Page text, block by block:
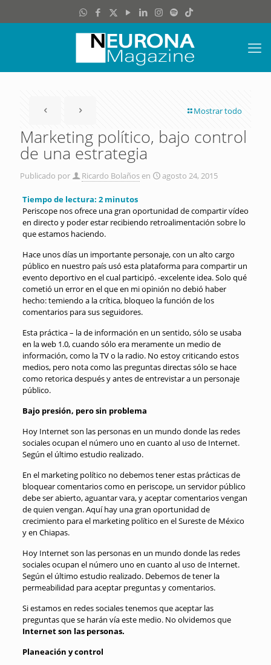
Mostrar todo
Marketing político, bajo control
de una estrategia
Publicado por Ricardo Bolaños en agosto 24, 2015
Tiempo de lectura: 2 minutos
Periscope nos ofrece una gran oportunidad de compartir vídeo
en directo y poder estar recibiendo retroalimentación sobre lo
que estamos haciendo.
Hace unos días un importante personaje, con un alto cargo
público en nuestro país usó esta plataforma para compartir un
evento deportivo en el cual participó. -excelente idea. Solo qué
cometió un error en el que en mi opinión no debió haber
hecho: temiendo a la crítica, bloqueo la función de los
comentarios para sus seguidores.
Esta práctica – la de información en un sentido, sólo se usaba
en la web 1.0, cuando sólo era meramente un medio de
información, como la TV o la radio. No estoy criticando estos
medios, pero nota como las preguntas directas sólo se hace
como retorica después y antes de entrevistar a un personaje
público.
Bajo presión, pero sin problema
Hoy Internet son las personas en un mundo donde las redes
sociales ocupan el número uno en cuanto al uso de Internet.
Según el último estudio realizado.
En el marketing político no debemos tener estas prácticas de
bloquear comentarios como en periscope, un servidor público
debe ser abierto, aguantar vara, y aceptar comentarios vengan
de quien vengan. Aquí hay una gran oportunidad de
crecimiento para el marketing político en el Sureste de México
y en Chiapas.
Hoy Internet son las personas en un mundo donde las redes
sociales ocupan el número uno en cuanto al uso de Internet.
Según el último estudio realizado. Debemos de tener la
permeabilidad para aceptar preguntas y comentarios.
Si estamos en redes sociales tenemos que aceptar las
preguntas que se harán vía este medio. No olvidemos que
Internet son las personas.
Planeación y control